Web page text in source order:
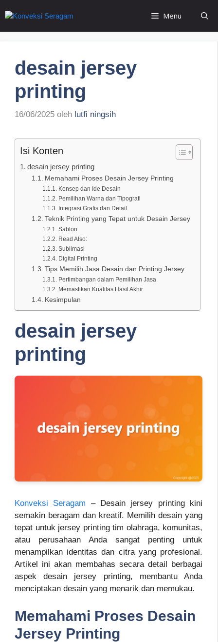
ke
isi
Menu
desain jersey
printing
16/06/2025 oleh lutfi ningsih
Isi Konten
desain jersey printing
Memahami Proses Desain Jersey Printing
Konsep dan Ide Desain
Pemilihan Warna dan Tipografi
Integrasi Grafis dan Detail
Teknik Printing yang Tepat untuk Desain Jersey
Sablon
Read Also:
Sublimasi
Digital Printing
Tips Memilih Jasa Desain dan Printing Jersey
Pertimbangan dalam Pemilihan Jasa
Memastikan Kualitas Hasil Akhir
Kesimpulan
desain jersey
printing
Konveksi Seragam – Desain jersey printing kini
semakin beragam dan kreatif. Memilih desain yang
tepat untuk jersey printing tim olahraga, komunitas,
atau perusahaan Anda sangat penting untuk
menampilkan identitas dan citra yang profesional.
Artikel ini akan membahas secara detail berbagai
aspek desain jersey printing, membantu Anda
menciptakan desain yang menarik dan memukau.
Memahami Proses Desain
Jersey Printing